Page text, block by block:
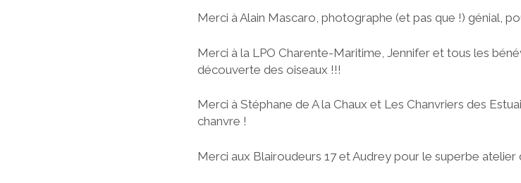
Merci à Alain Mascaro, photographe (et pas que !) génial,
Merci à la LPO Charente-Maritime, Jennifer et tous les
découverte des oiseaux !!!
Merci à Stéphane de A la Chaux et Les Chanvriers des
chanvre !
Merci aux Blairoudeurs 17 et Audrey pour le superbe